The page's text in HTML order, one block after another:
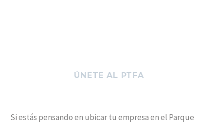
ÚNETE AL PTFA
Si estás pensando en ubicar tu empresa en el Parque